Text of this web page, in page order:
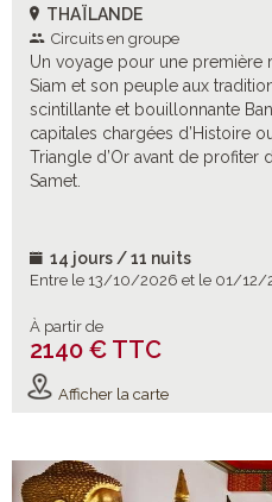
THAÏLANDE
Circuits en groupe
Un voyage pour une première
Siam et son peuple aux
scintillante et bouillonnante
capitales chargées d’Histoire
Triangle d’Or avant de profiter
Samet.
14 jours / 11 nuits
Entre le 13/10/2026 et le 01/12/
À partir de
2140 € TTC
Afficher la carte